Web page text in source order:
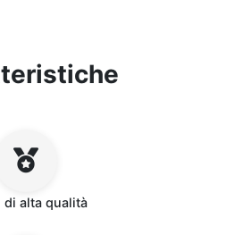
di alta qualità